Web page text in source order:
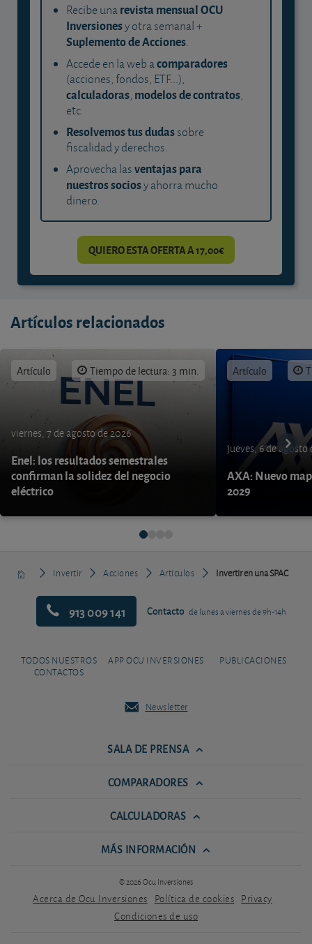
Recibe unarevista mensual OCU
Inversionesy otra semanal +
Suplemento de Acciones.
Accede en la web acomparadores
(acciones, fondos, ETF...),
calculadoras, modelos de contratos,
etc.
Resolvemos tus dudassobre
fiscalidad y derechos.
Aprovecha lasventajas para
nuestros sociosy ahorra mucho
dinero.
QUIERO ESTA OFERTA A 17,00€
Artículos relacionados
Artículo Tiempo de lectura: 3 min.
viernes, 7 de agosto de 2026
Enel: los resultados semestrales
confirman la solidez del negocio
eléctrico
Artículo
jueves, 6 de agosto
AXA: Nuevo
2029
Invertir Acciones Artículos Invertir en una SPAC
913 009 141 Contacto de lunes a viernes de 9h-14h
TODOS NUESTROS
CONTACTOS
APP OCU INVERSIONES PUBLICACIONES
Newsletter
SALA DE PRENSA
COMPARADORES
CALCULADORAS
MÁS INFORMACIÓN
© 2026 Ocu Inversiones
Acerca de Ocu Inversiones Política de cookies Privacy
Condiciones de uso